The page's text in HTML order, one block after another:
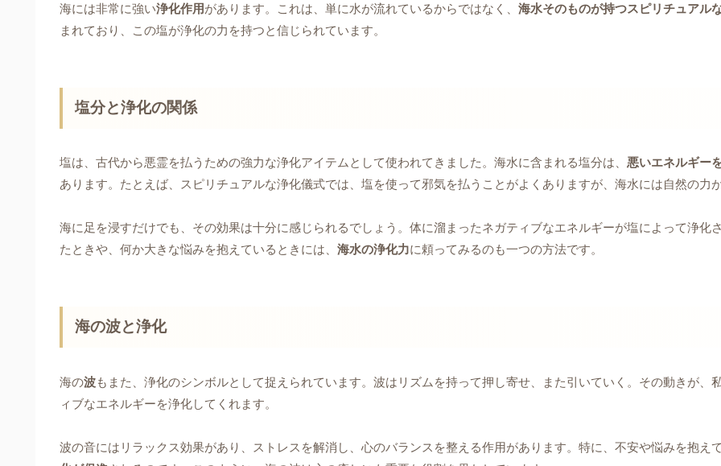
海には非常に強い浄化作用があります。これは、単に水が流れているからではなく、 海水そのものが持つスピリチュアル
まれており、この塩が浄化の力を持つと信じられています。
塩分と浄化の関係
塩は、古代から悪霊を払うための強力な浄化アイテムとして使われてきました。海水に含まれる塩分は、 悪いエネルギー
あります。たとえば、スピリチュアルな浄化儀式では、塩を使って邪気を払うことがよくありますが、海水には自然の
海に足を浸すだけでも、その効果は十分に感じられるでしょう。体に溜まったネガティブなエネルギーが塩によって浄化
たときや、何か大きな悩みを抱えているときには、 海水の浄化力に頼ってみるのも一つの方法です。
海の波と浄化
海の波もまた、浄化のシンボルとして捉えられています。波はリズムを持って押し寄せ、また引いていく。その動きが
ィブなエネルギーを浄化してくれます。
波の音にはリラックス効果があり、ストレスを解消し、心のバランスを整える作用があります。特に、不安や悩みを抱え